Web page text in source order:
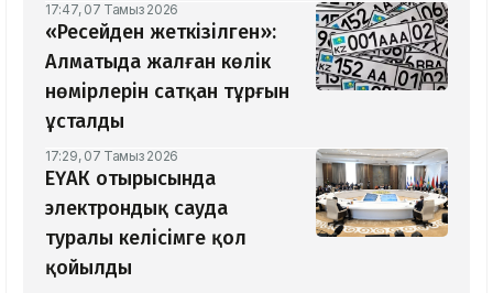
17:47, 07 Тамыз 2026
«Ресейден жеткізілген»:
Алматыда жалған көлік
нөмірлерін сатқан тұрғын
ұсталды
17:29, 07 Тамыз 2026
ЕҮАК отырысында
электрондық сауда
туралы келісімге қол
қойылды